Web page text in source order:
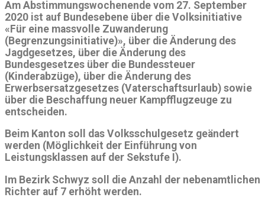
Am Abstimmungswochenende vom 27. September
2020 ist auf Bundesebene über die Volksinitiative
«Für eine massvolle Zuwanderung
(Begrenzungsinitiative)», über die Änderung des
Jagdgesetzes, über die Änderung des
Bundesgesetzes über die Bundessteuer
(Kinderabzüge), über die Änderung des
Erwerbsersatzgesetzes (Vaterschaftsurlaub) sowie
über die Beschaffung neuer Kampfflugzeuge zu
entscheiden.
Beim Kanton soll das Volksschulgesetz geändert
werden (Möglichkeit der Einführung von
Leistungsklassen auf der Sekstufe I).
Im Bezirk Schwyz soll die Anzahl der nebenamtlichen
Richter auf 7 erhöht werden.